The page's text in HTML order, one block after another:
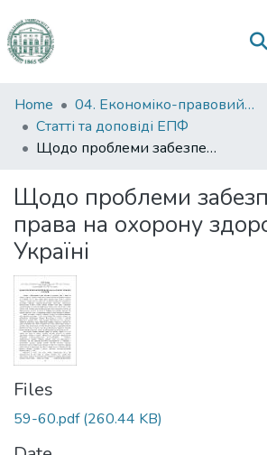
Communities
&
Collections
Statistics
Home
04. Економіко-правовий факультет
Статті та доповіді ЕПФ
Щодо проблеми забезпечення права на охорону здоров’я в Україні
Щодо проблеми
права на охорону
Україні
Files
59-60.pdf(260.44 KB)